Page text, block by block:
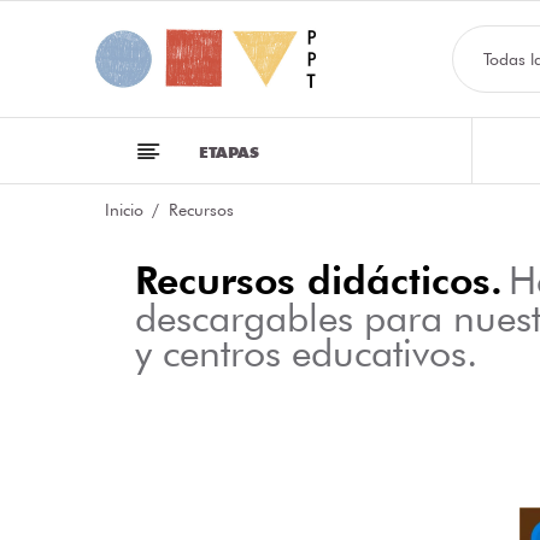
Todas
ETAPAS
Inicio Recursos
Recursos didácticos.
descargables para
y centros educativos.